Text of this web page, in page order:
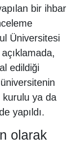
bir ihbar
Üniversitesi
edildiği
kurulu ya da
yapıldı.
olarak